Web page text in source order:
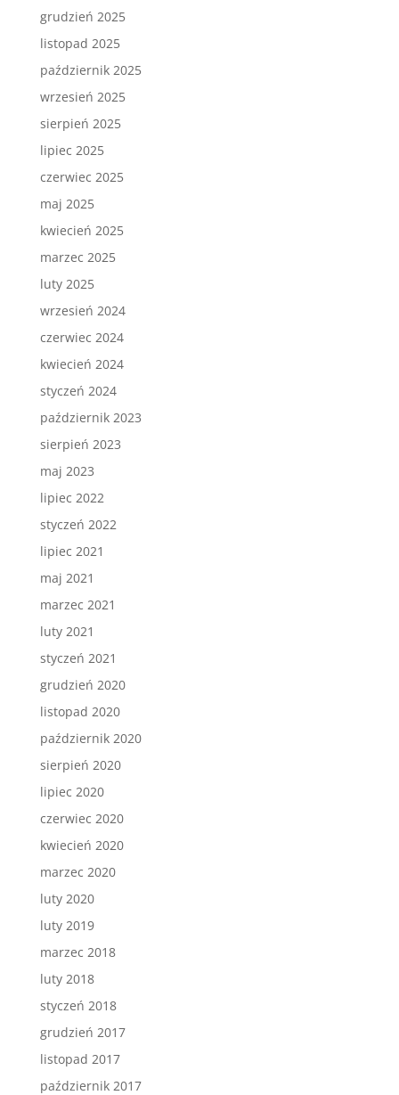
grudzień 2025
listopad 2025
październik 2025
wrzesień 2025
sierpień 2025
lipiec 2025
czerwiec 2025
maj 2025
kwiecień 2025
marzec 2025
luty 2025
wrzesień 2024
czerwiec 2024
kwiecień 2024
styczeń 2024
październik 2023
sierpień 2023
maj 2023
lipiec 2022
styczeń 2022
lipiec 2021
maj 2021
marzec 2021
luty 2021
styczeń 2021
grudzień 2020
listopad 2020
październik 2020
sierpień 2020
lipiec 2020
czerwiec 2020
kwiecień 2020
marzec 2020
luty 2020
luty 2019
marzec 2018
luty 2018
styczeń 2018
grudzień 2017
listopad 2017
październik 2017